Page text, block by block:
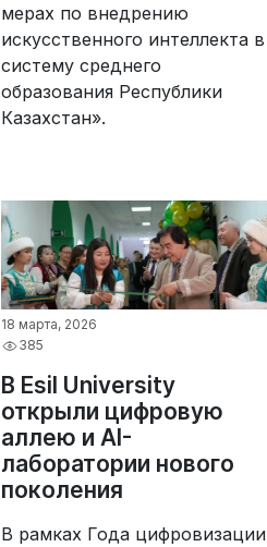
мерах по внедрению
искусственного интеллекта в
систему среднего
образования Республики
Казахстан».
18 марта, 2026
385
В Esil University
открыли цифровую
аллею и AI-
лаборатории нового
поколения
В рамках Года цифровизации